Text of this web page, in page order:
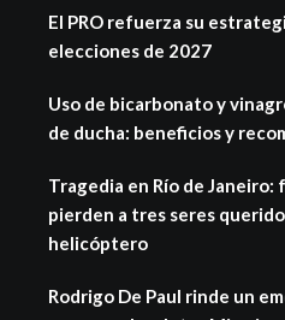
El PRO refuerza su
elecciones de 2027
Uso de bicarbonato y
de ducha: beneficios y
Tragedia en Río de Janeiro:
pierden a tres seres
helicóptero
Rodrigo De Paul rinde un